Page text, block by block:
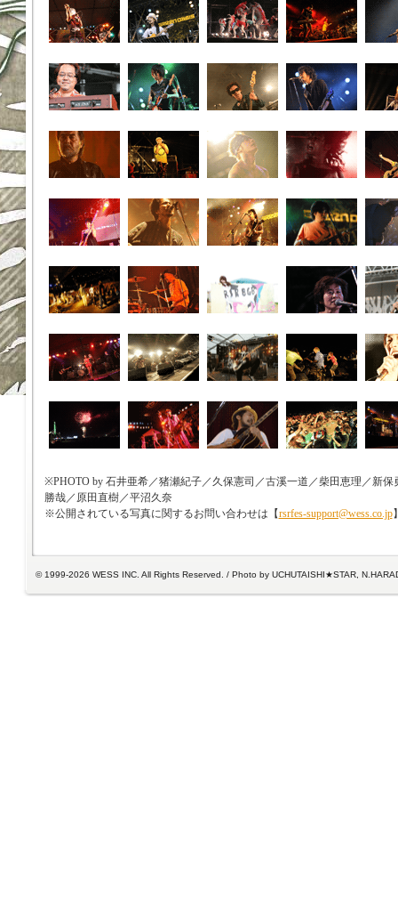
※PHOTO by 石井亜希／猪瀬紀子／久保憲司／古溪一道／柴田恵理／新
勝哉／原田直樹／平沼久奈
※公開されている写真に関するお問い合わせは【rsrfes-support@wess.co.jp
© 1999-2026 WESS INC. All Rights Reserved. / Photo by UCHUTAISHI★STAR,